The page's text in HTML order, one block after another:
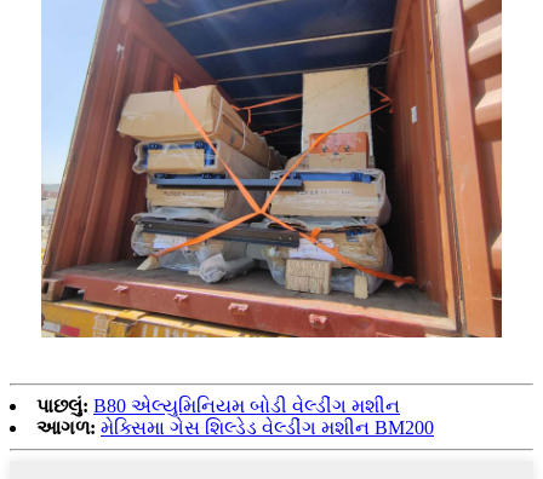
પાછલું: B80 એલ્યુમિનિયમ બોડી વેલ્ડીંગ મશીન
આગળ: મેક્સિમા ગેસ શિલ્ડેડ વેલ્ડીંગ મશીન BM200